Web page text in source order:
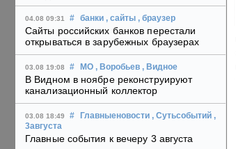
04.08 09:31 # банки , сайты , браузер
Сайты российских банков перестали
открываться в зарубежных браузерах
03.08 19:08 # МО , Воробьев , Видное
В Видном в ноябре реконструируют
канализационный коллектор
03.08 18:49 # Главныеновости , Сутьсобытий ,
3августа
Главные события к вечеру 3 августа